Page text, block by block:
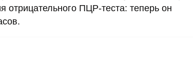
отрицательного ПЦР-теста: теперь он